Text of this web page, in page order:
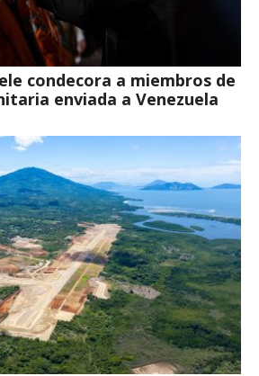
condecora a miembros de
enviada a Venezuela